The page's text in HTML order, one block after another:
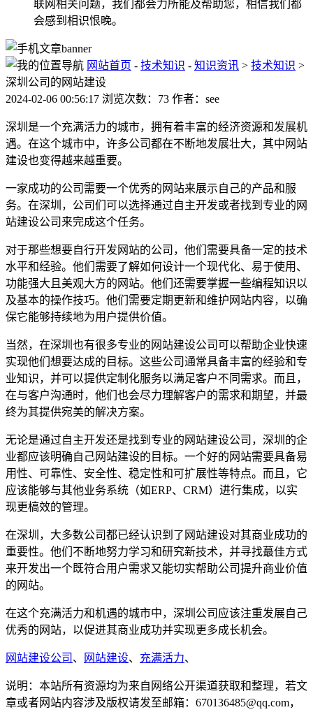
联网相关问题，我们都会力所能及帮助您，相信我们都
会感到相识恨晚。
网站首页 - 技术知识 - 知识资讯 > 技术知识 >
深圳公司的网站建设
2024-02-06 00:56:17 浏览次数：73 作者：see
深圳是一个充满活力的城市，拥有着丰富的经济资源和发展机
遇。在这个城市中，许多公司都在不断地发展壮大，其中网站
建设也变得越来越重要。
一家成功的公司需要一个优秀的网站来展示自己的产品和服
务。在深圳，公司们可以选择通过自主开发或者找到专业的网
站建设公司来完成这个任务。
对于那些想要自行开发网站的公司，他们需要具备一定的技术
水平和经验。他们需要了解如何设计一个现代化、易于使用、
功能强大且美观大方的网站。他们还需要掌握一些编程知识以
及基本的操作技巧。他们需要定期更新和维护网站内容，以确
保它能够持续地为用户提供价值。
当然，在深圳也有很多专业的网站建设公司可以帮助企业快速
实现他们想要达成的目标。这些公司通常具备丰富的经验和专
业知识，并可以提供定制化服务以满足客户不同需求。而且，
在与客户沟通时，他们也会尽力理解客户的需求和期望，并最
终为其提供宛美的解决方案。
无论是通过自主开发还是找到专业的网站建设公司，深圳的企
业都应该明确自己网站建设的目标。一个好的网站需要具备易
用性、可靠性、安全性、稳定性和可扩展性等特点。而且，它
应该能够与其他业务系统（如ERP、CRM）进行集成，以实
现更槁效的管理。
在深圳，大多数公司都已经认识到了网站建设对其商业成功的
重要性。他们不断地努力学习和研究新技术，并寻找蕞佳方式
来开发出一个既符合用户需求又能切实帮助公司提升商业价值
的网站。
在这个充满活力和机遇的城市中，深圳公司应该注重发展自己
优秀的网站，以促进其商业成功并实现更多成长机会。
网站建设公司 、 网站建设、 充满活力、
说明：本站所有资源均为来自网络公开渠道获取和整理，若文
章或者网站内容涉及版权请发至邮箱：670136485@qq.com，